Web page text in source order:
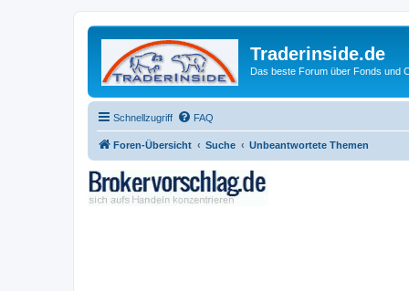
Traderinside.de
Das beste Forum über Fonds und
Schnellzugriff FAQ
Foren-Übersicht Suche Unbeantwortete Themen